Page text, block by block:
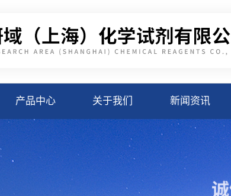
产品中心 关于我们 新闻资讯